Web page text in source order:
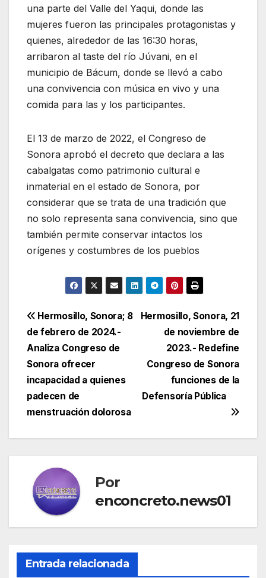
una parte del Valle del Yaqui, donde las
mujeres fueron las principales protagonistas y
quienes, alrededor de las 16:30 horas,
arribaron al taste del río Júvani, en el
municipio de Bácum, donde se llevó a cabo
una convivencia con música en vivo y una
comida para las y los participantes.
El 13 de marzo de 2022, el Congreso de
Sonora aprobó el decreto que declara a las
cabalgatas como patrimonio cultural e
inmaterial en el estado de Sonora, por
considerar que se trata de una tradición que
no solo representa sana convivencia, sino que
también permite conservar intactos los
orígenes y costumbres de los pueblos
Navegación
de
entradas
Hermosillo, Sonora, 21
de noviembre de
2023.- Redefine
Congreso de Sonora
funciones de la
Defensoría Pública
Hermosillo, Sonora; 8
de febrero de 2024.-
Analiza Congreso de
Sonora ofrecer
incapacidad a quienes
padecen de
menstruación dolorosa
Por
enconcreto.news01
Entrada relacionada